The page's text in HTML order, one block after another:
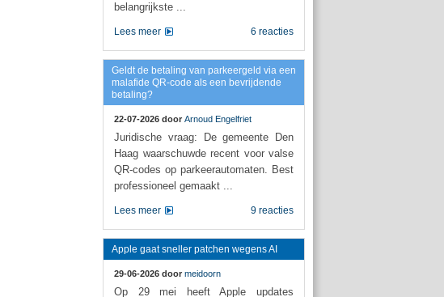
belangrijkste ...
6 reacties
Lees meer
Geldt de betaling van parkeergeld via een
malafide QR-code als een bevrijdende
betaling?
22-07-2026 door Arnoud Engelfriet
Juridische vraag: De gemeente Den
Haag waarschuwde recent voor valse
QR-codes op parkeerautomaten. Best
professioneel gemaakt ...
9 reacties
Lees meer
Apple gaat sneller patchen wegens AI
29-06-2026 door meidoorn
Op 29 mei heeft Apple updates